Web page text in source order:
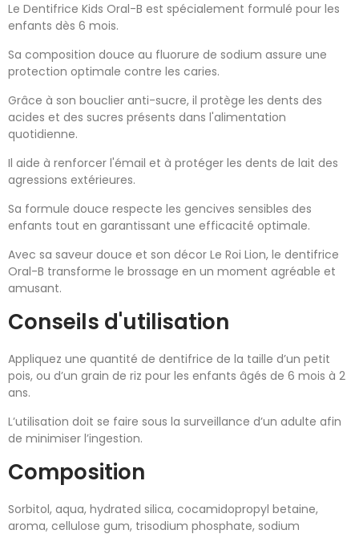
Le Dentifrice Kids Oral-B est spécialement formulé pour les
enfants dès 6 mois.
Sa composition douce au fluorure de sodium assure une
protection optimale contre les caries.
Grâce à son bouclier anti-sucre, il protège les dents des
acides et des sucres présents dans l'alimentation
quotidienne.
Il aide à renforcer l'émail et à protéger les dents de lait des
agressions extérieures.
Sa formule douce respecte les gencives sensibles des
enfants tout en garantissant une efficacité optimale.
Avec sa saveur douce et son décor Le Roi Lion, le dentifrice
Oral-B transforme le brossage en un moment agréable et
amusant.
Conseils d'utilisation
Appliquez une quantité de dentifrice de la taille d’un petit
pois, ou d’un grain de riz pour les enfants âgés de 6 mois à 2
ans.
L’utilisation doit se faire sous la surveillance d’un adulte afin
de minimiser l’ingestion.
Composition
Sorbitol, aqua, hydrated silica, cocamidopropyl betaine,
aroma, cellulose gum, trisodium phosphate, sodium